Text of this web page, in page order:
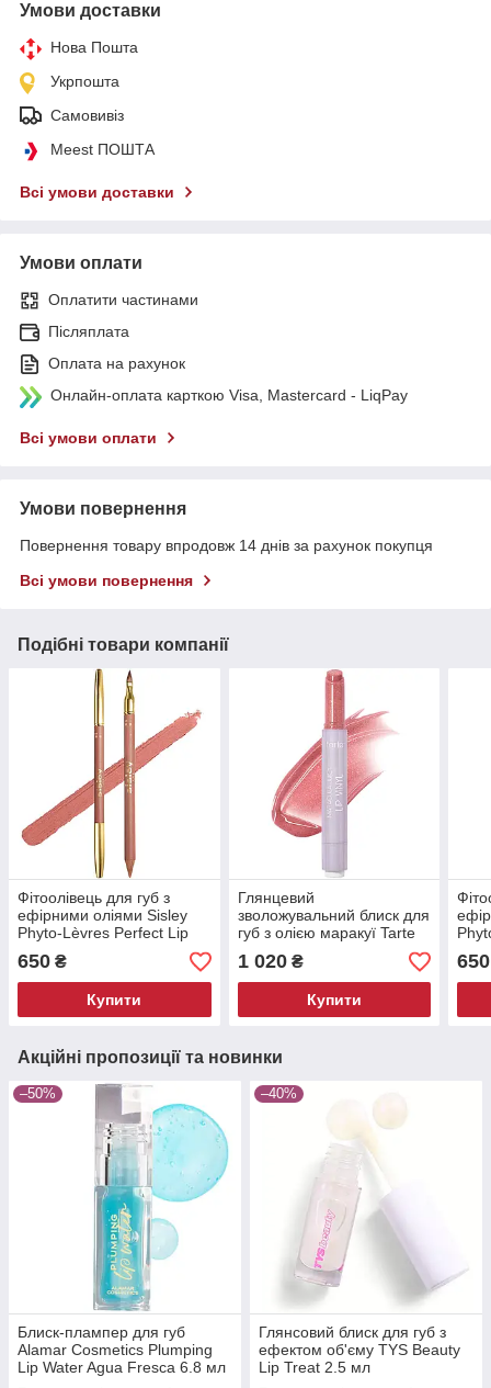
Умови доставки
Нова Пошта
Укрпошта
Самовивіз
Meest ПОШТА
Всі умови доставки
Умови оплати
Оплатити частинами
Післяплата
Оплата на рахунок
Онлайн-оплата карткою Visa, Mastercard - LiqPay
Всі умови оплати
Умови повернення
Повернення товару впродовж 14 днів за рахунок покупця
Всі умови повернення
Подібні товари компанії
Фітоолівець для губ з
ефірними оліями Sisley
Phyto-Lèvres Perfect Lip
Pencil Nude без коробки
1.2 г
650 ₴
Купити
Глянцевий
зволожувальний блиск для
губ з олією маракуї Tarte
Maracuja Juicy Lip Vinyl
Shimmering Rose 2.7 г
1 020₴
Купити
650
Акційні пропозиції та новинки
–50%
Блиск-плампер для губ
Alamar Cosmetics Plumping
Lip Water Agua Fresca 6.8 мл
–40%
Глянсовий блиск для губ з
ефектом об'єму TYS Beauty
Lip Treat 2.5 мл